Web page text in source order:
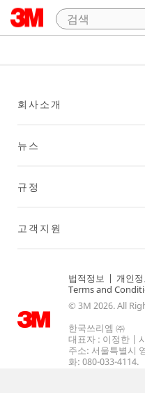
회사소개
뉴스
규정
고객지원
법적정보 | 개인
Terms and
© 3M 2026. All
한국쓰리엠 ㈜
대표자 : 이정한 |
주소: 서울특별시
화: 080-033-4114.